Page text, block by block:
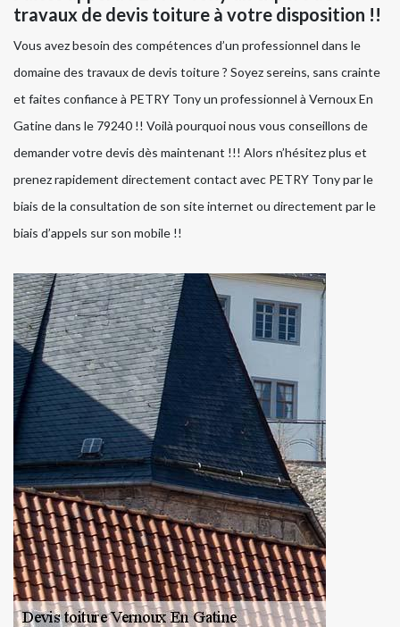
travaux de devis toiture à votre disposition !!
Vous avez besoin des compétences d’un professionnel dans le
domaine des travaux de devis toiture ? Soyez sereins, sans crainte
et faites confiance à PETRY Tony un professionnel à Vernoux En
Gatine dans le 79240 !! Voilà pourquoi nous vous conseillons de
demander votre devis dès maintenant !!! Alors n’hésitez plus et
prenez rapidement directement contact avec PETRY Tony par le
biais de la consultation de son site internet ou directement par le
biais d’appels sur son mobile !!